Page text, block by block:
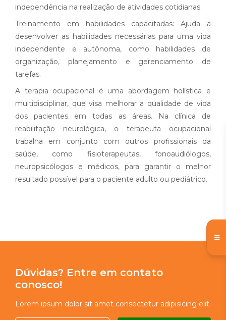
independência na realização de atividades cotidianas.
Treinamento em habilidades capacitadas: Ajuda a
desenvolver as habilidades necessárias para uma vida
independente e autônoma, como habilidades de
organização, planejamento e gerenciamento de
tarefas.
A terapia ocupacional é uma abordagem holística e
multidisciplinar, que visa melhorar a qualidade de vida
dos pacientes em todas as áreas. Na clínica de
reabilitação neurológica, o terapeuta ocupacional
trabalha em conjunto com outros profissionais da
saúde, como fisioterapeutas, fonoaudiólogos,
neuropsicólogos e médicos, para garantir o melhor
resultado possível para o paciente adulto ou pediátrico.
Dúvidas? Entre em contato
conosco!
Lorem ipsum dolor sit amet consectetur adipisicing elit.